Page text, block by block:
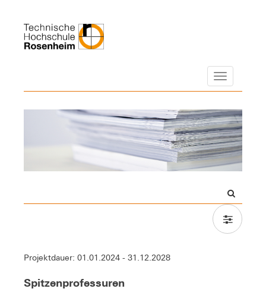
Navigation
Projektdauer: 01.01.2024 - 31.12.2028
Spitzenprofessuren